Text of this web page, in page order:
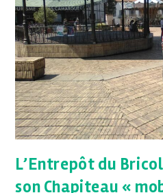
L’Entrepôt du
son Chapiteau «